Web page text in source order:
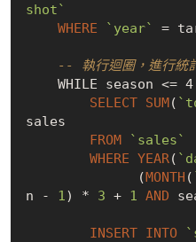
shot`
WHERE
`year` =
-- 執行迴圈，進行統
    WHILE season <= 4
SELECT SUM(
sales
FROM
`sales`
WHERE YEAR(
              (
MONTH (
n - 1) * 3 + 1 AND
INSERT INTO